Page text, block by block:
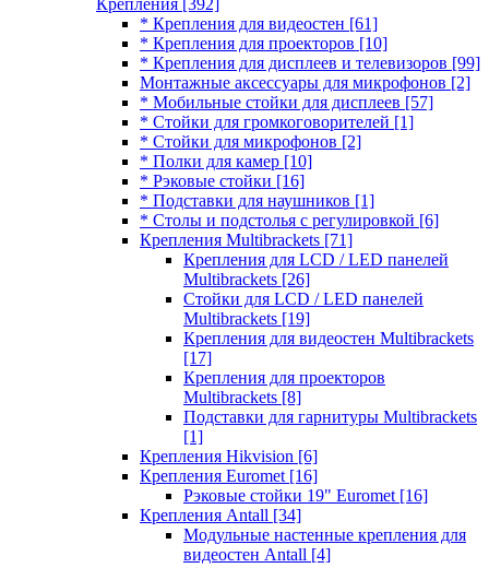
Крепления [392]
* Крепления для видеостен [61]
* Крепления для проекторов [10]
* Крепления для дисплеев и телевизоров [99]
Монтажные аксессуары для микрофонов [2]
* Мобильные стойки для дисплеев [57]
* Стойки для громкоговорителей [1]
* Стойки для микрофонов [2]
* Полки для камер [10]
* Рэковые стойки [16]
* Подставки для наушников [1]
* Столы и подстолья с регулировкой [6]
Крепления Multibrackets [71]
Крепления для LCD / LED панелей
Multibrackets [26]
Стойки для LCD / LED панелей
Multibrackets [19]
Крепления для видеостен Multibrackets
[17]
Крепления для проекторов
Multibrackets [8]
Подставки для гарнитуры Multibrackets
[1]
Крепления Hikvision [6]
Крепления Euromet [16]
Рэковые стойки 19" Euromet [16]
Крепления Antall [34]
Модульные настенные крепления для
видеостен Antall [4]